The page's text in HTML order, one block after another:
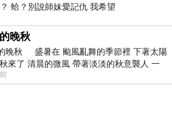
蛤？別說師妹愛記仇 我希望
晚秋
晚秋 盛暑在 颱風亂舞的季節裡 下著太陽
來了 清晨的微風 帶著淡淡的秋意襲人 一
被赤